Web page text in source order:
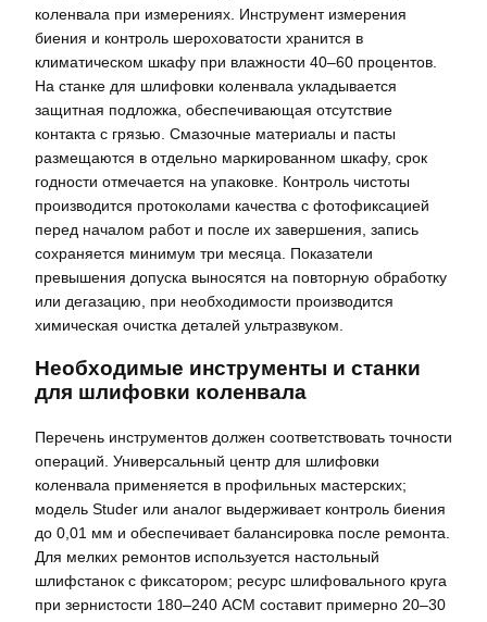
коленвала при измерениях. Инструмент измерения
биения и контроль шероховатости хранится в
климатическом шкафу при влажности 40–60 процентов.
На станке для шлифовки коленвала укладывается
защитная подложка, обеспечивающая отсутствие
контакта с грязью. Смазочные материалы и пасты
размещаются в отдельно маркированном шкафу, срок
годности отмечается на упаковке. Контроль чистоты
производится протоколами качества с фотофиксацией
перед началом работ и после их завершения, запись
сохраняется минимум три месяца. Показатели
превышения допуска выносятся на повторную обработку
или дегазацию, при необходимости производится
химическая очистка деталей ультразвуком.
Необходимые инструменты и станки
для шлифовки коленвала
Перечень инструментов должен соответствовать точности
операций. Универсальный центр для шлифовки
коленвала применяется в профильных мастерских;
модель Studer или аналог выдерживает контроль биения
до 0,01 мм и обеспечивает балансировка после ремонта.
Для мелких ремонтов используется настольный
шлифстанок с фиксатором; ресурс шлифовального круга
при зернистости 180–240 АСМ составит примерно 20–30